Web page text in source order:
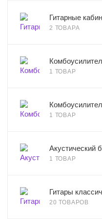
Гитарные
2 ТОВАРА
1 ТОВАР
1 ТОВАР
Акустический
1 ТОВАР
Гитары
20 ТОВАРОВ